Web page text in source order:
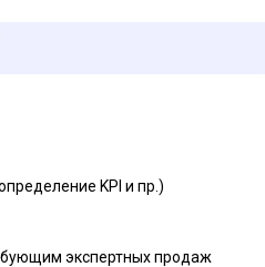
KPI и пр.)
экспертных продаж